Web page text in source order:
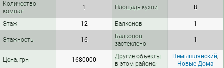
Количество
комнат
1 Площадь кухни 8
Этаж 12 Балконов 1
Этажность 16
Балконов
застеклено
1
Цена, грн 1680000
Другие объекты
в этом районе:
Немышлянский,
Новые Дома